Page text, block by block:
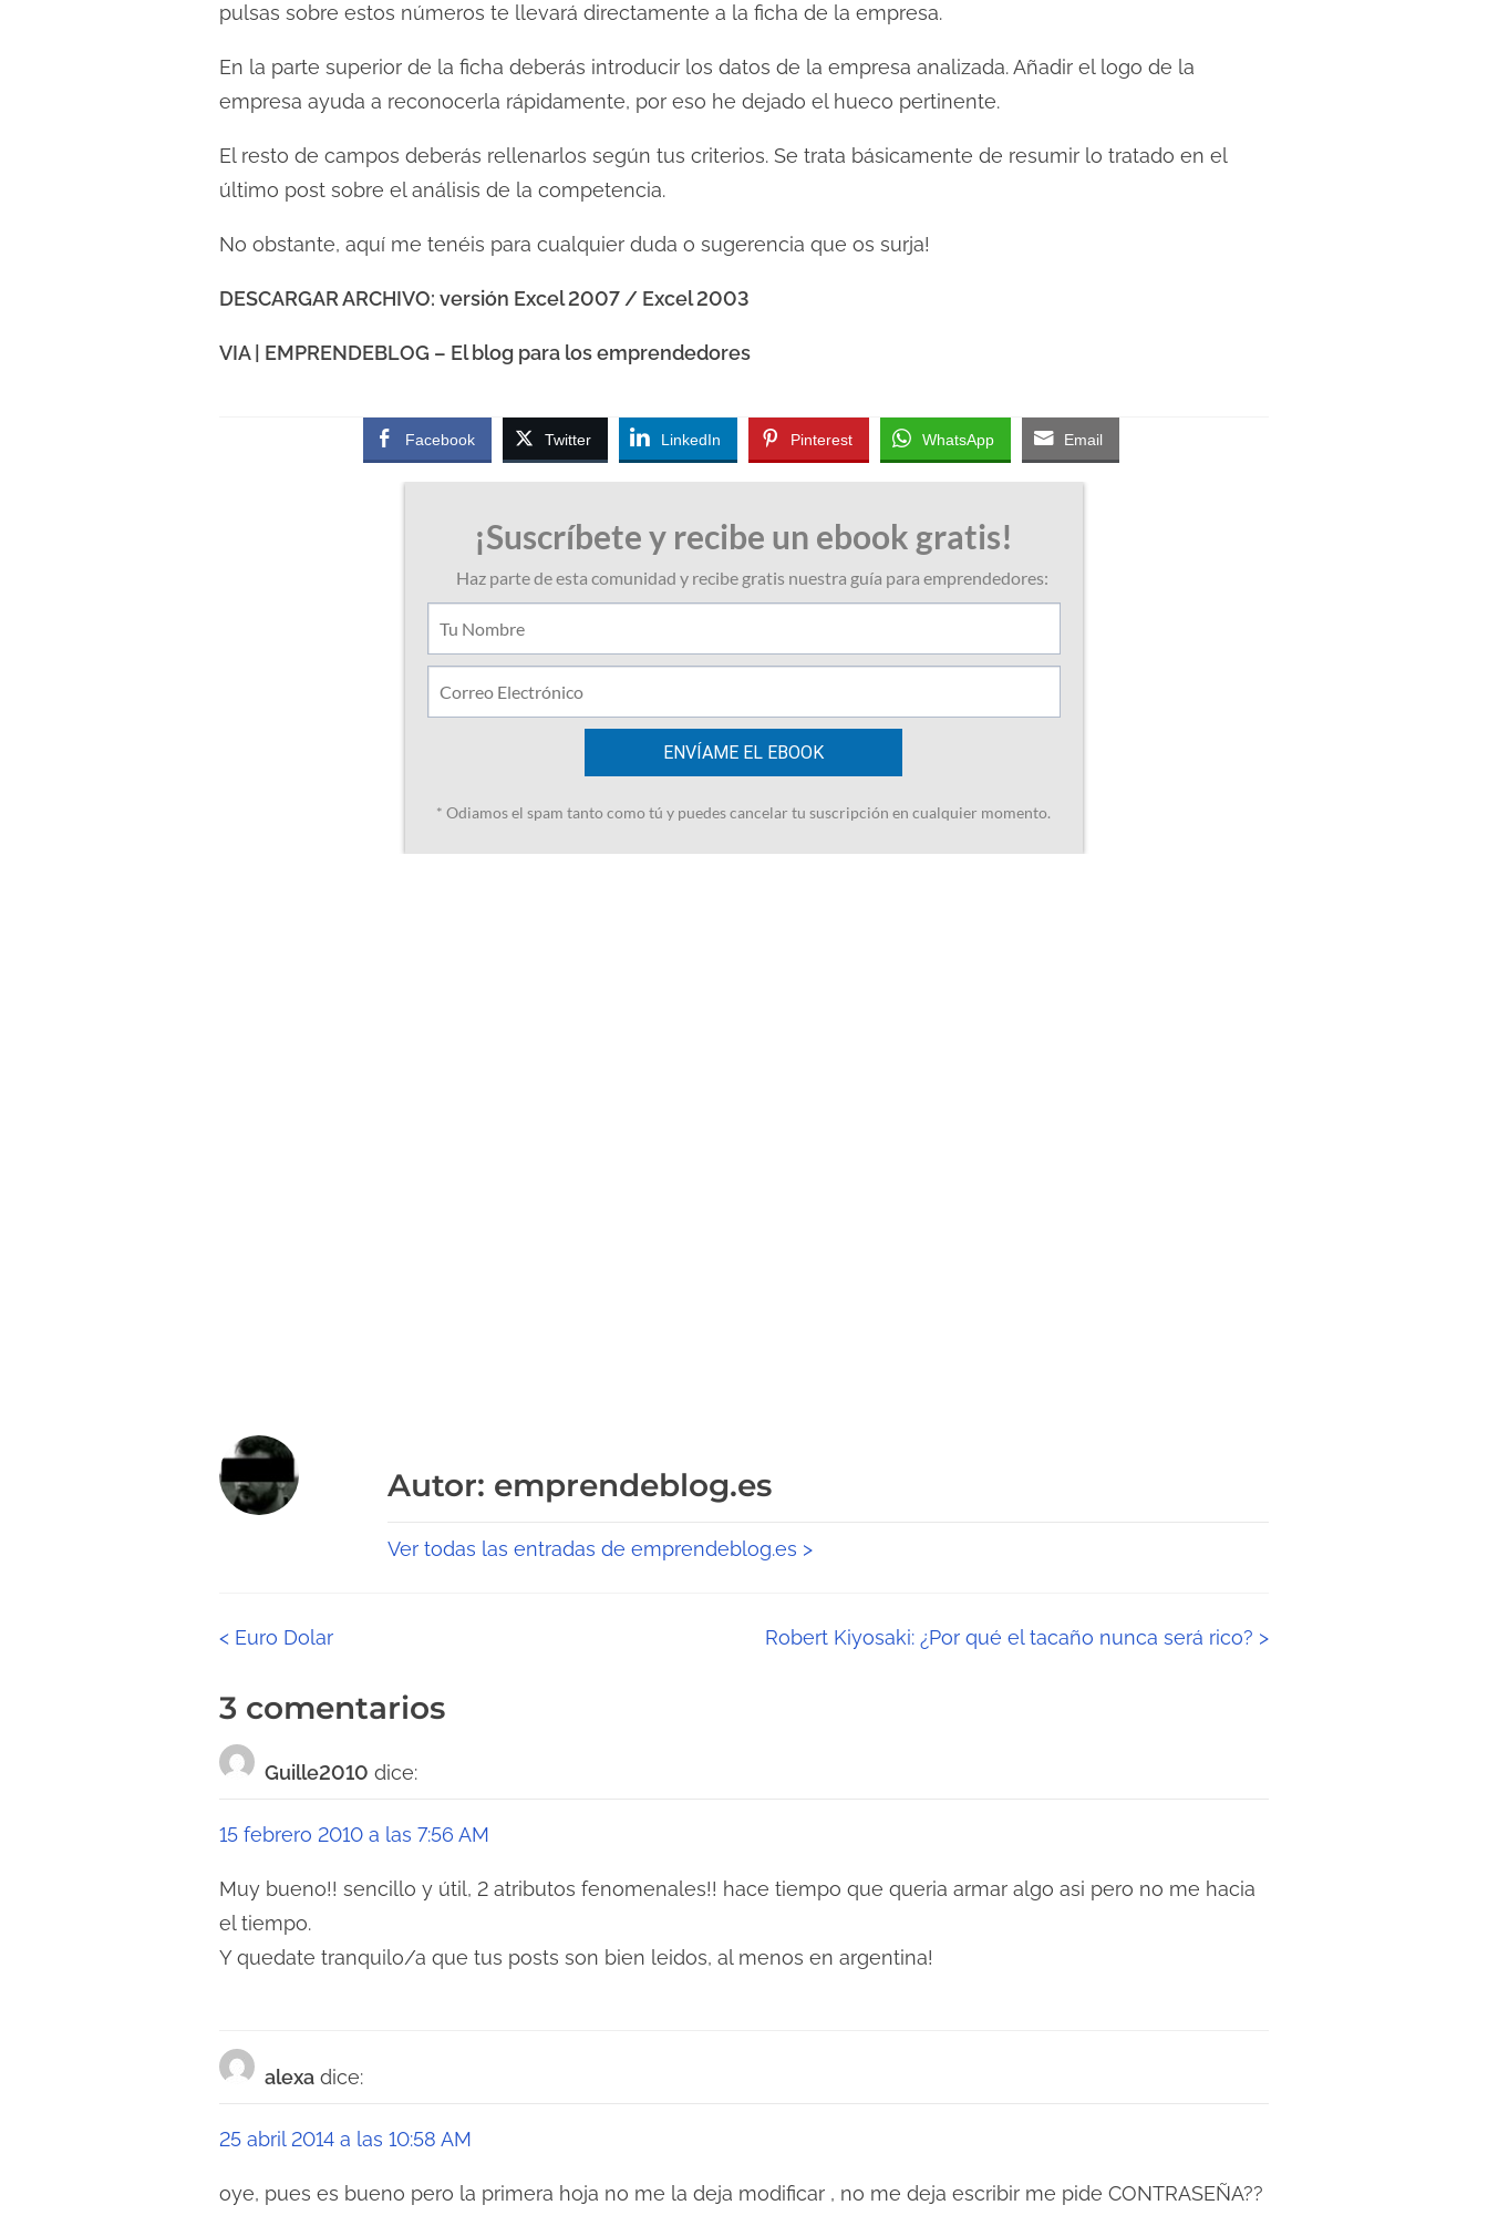
pulsas sobre estos números te llevará directamente a la ficha de la empresa.
En la parte superior de la ficha deberás introducir los datos de la empresa analizada. Añadir el logo de la
empresa ayuda a reconocerla rápidamente, por eso he dejado el hueco pertinente.
El resto de campos deberás rellenarlos según tus criterios. Se trata básicamente de resumir lo tratado en el
último post sobre el análisis de la competencia.
No obstante, aquí me tenéis para cualquier duda o sugerencia que os surja!
DESCARGAR ARCHIVO: versión Excel 2007 / Excel 2003
VIA | EMPRENDEBLOG – El blog para los emprendedores
Facebook Twitter LinkedIn Pinterest WhatsApp Email
Autor: emprendeblog.es
Ver todas las entradas de emprendeblog.es >
N
a
v
e
g
a
c
i
n
e
e
< Euro Dolar Robert Kiyosaki: ¿Por qué el tacaño nunca será rico? >
3 comentarios
Guille2010 dice:
15 febrero 2010 a las 7:56 AM
Muy bueno!! sencillo y útil, 2 atributos fenomenales!! hace tiempo que queria armar algo asi pero no me hacia
el tiempo.
Y quedate tranquilo/a que tus posts son bien leidos, al menos en argentina!
alexa dice:
25 abril 2014 a las 10:58 AM
oye, pues es bueno pero la primera hoja no me la deja modificar , no me deja escribir me pide CONTRASEÑA??